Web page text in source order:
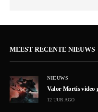
MEEST RECENTE NIEUWS
NIEUWS
Valor Mortis video
12 UUR AGO